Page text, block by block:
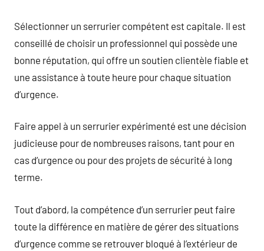
Sélectionner un serrurier compétent est capitale. Il est
conseillé de choisir un professionnel qui possède une
bonne réputation, qui offre un soutien clientèle fiable et
une assistance à toute heure pour chaque situation
d’urgence.
Faire appel à un serrurier expérimenté est une décision
judicieuse pour de nombreuses raisons, tant pour en
cas d’urgence ou pour des projets de sécurité à long
terme.
Tout d’abord, la compétence d’un serrurier peut faire
toute la différence en matière de gérer des situations
d’urgence comme se retrouver bloqué à l’extérieur de